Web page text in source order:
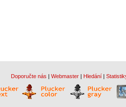
Doporučte nás | Webmaster | Hledání |